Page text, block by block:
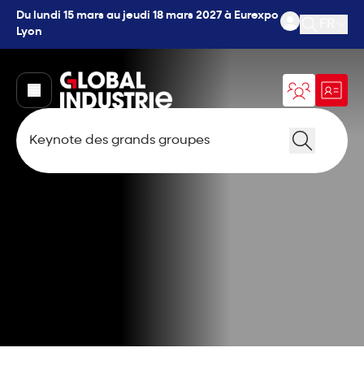
Du lundi 15 mars au jeudi 18 mars 2027 à Eurexpo
Lyon
Ouvrir
page.home